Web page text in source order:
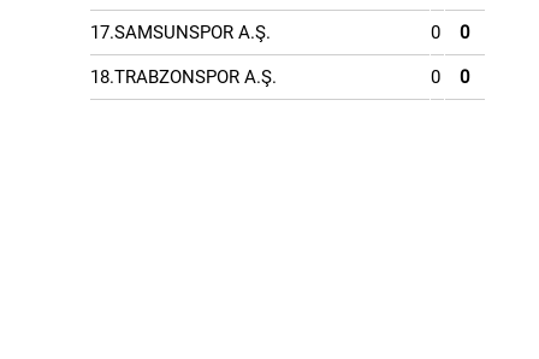
17.SAMSUNSPOR A.Ş. 0 0
18.TRABZONSPOR A.Ş. 0 0